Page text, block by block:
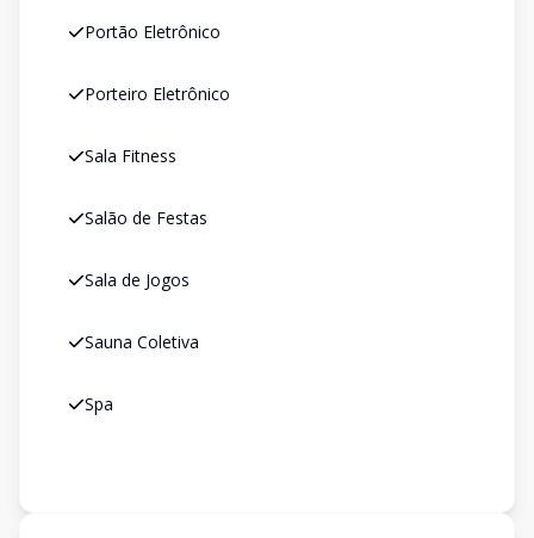
Portão Eletrônico
Porteiro Eletrônico
Sala Fitness
Salão de Festas
Sala de Jogos
Sauna Coletiva
Spa